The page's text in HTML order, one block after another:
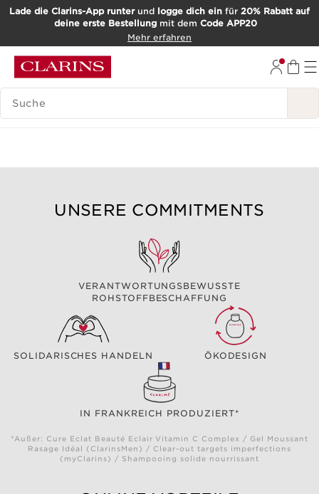
WEITER ZUM INHALT
Lade die Clarins-App runterund logge dich ein für 20% Rabatt auf
deine erste Bestellungmit dem Code APP20
Mehr erfahren
SUCH-HISTORIE
UNSERE COMMITMENTS
VERANTWORTUNGSBEWUSSTE
ROHSTOFFBESCHAFFUNG
SOLIDARISCHES HANDELN ÖKODESIGN
IN FRANKREICH PRODUZIERT*
*Außer: Cure Eclat Beauté Eclair Vitamin C Complex / Gel Moussant
Rasage Idéal (ClarinsMen) / Clear-out targets imperfections
(myClarins) / Shampooing solide nourrissant